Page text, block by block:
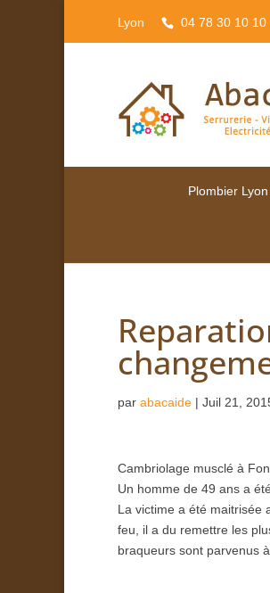
Lyon 04 78 30 10 10
Plombier Lyon
par abacaide | Juil 21,
Cambriolage musclé à
Un homme de 49 ans a
La victime a été maitrisée
feu, il a du remettre les
braqueurs sont parvenus